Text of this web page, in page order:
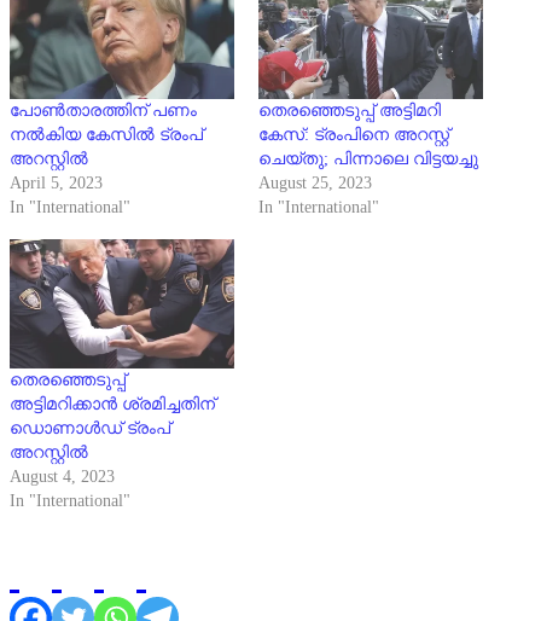
പോൺതാരത്തിന് പണം
നൽകിയ കേസിൽ ട്രംപ്
അറസ്റ്റിൽ
April 5, 2023
In "International"
തെരഞ്ഞെടുപ്പ് അട്ടിമറി
കേസ്: ട്രംപിനെ അറസ്റ്റ്
ചെയ്തു; പിന്നാലെ വിട്ടയച്ചു
August 25, 2023
In "International"
തെരഞ്ഞെടുപ്പ്
അട്ടിമറിക്കാന്‍ ശ്രമിച്ചതിന്
ഡൊണാള്‍ഡ് ട്രംപ്
അറസ്റ്റില്‍
August 4, 2023
In "International"